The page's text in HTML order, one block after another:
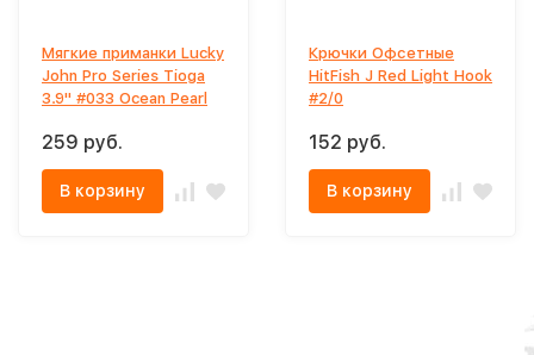
Мягкие приманки Lucky
John Pro Series Tioga
3.9" #033 Ocean Pearl
259 руб.
В корзину
Крючки Офсетные
HitFish J Red Light Hook
#2/0
152 руб.
В корзину